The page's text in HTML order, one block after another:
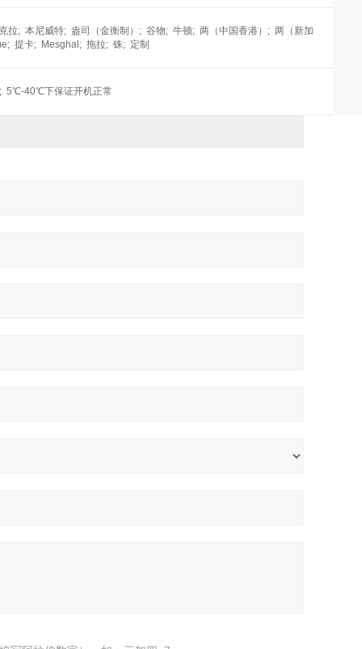
; 本尼威特; 盎司（金衡制）; 谷物; 牛顿; 两（中国香港）; 两（新加
提卡; Mesghal; 拖拉; 铢; 定制
; 5℃-40℃下保证开机正常